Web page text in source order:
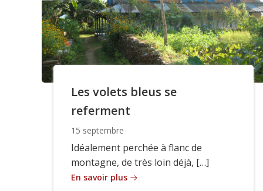
Les volets bleus se
referment
15 septembre
Idéalement perchée à flanc de
montagne, de très loin déjà, […]
En savoir plus